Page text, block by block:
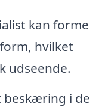
kan forme
hvilket
udseende.
beskæring i de